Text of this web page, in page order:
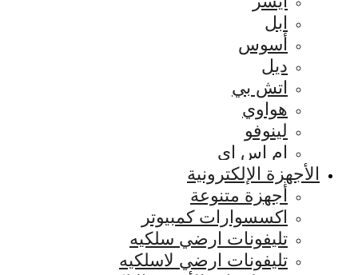
ابل
أسوس
ديل
اتش بي
هواوي
لينوفو
ام اس اي
الأجهزة الإلكترونية
أجهزة متنوعة
اكسسوارات كمبيوتر
تليفونات ارضي سلكيه
تليفونات ارضي لاسلكيه